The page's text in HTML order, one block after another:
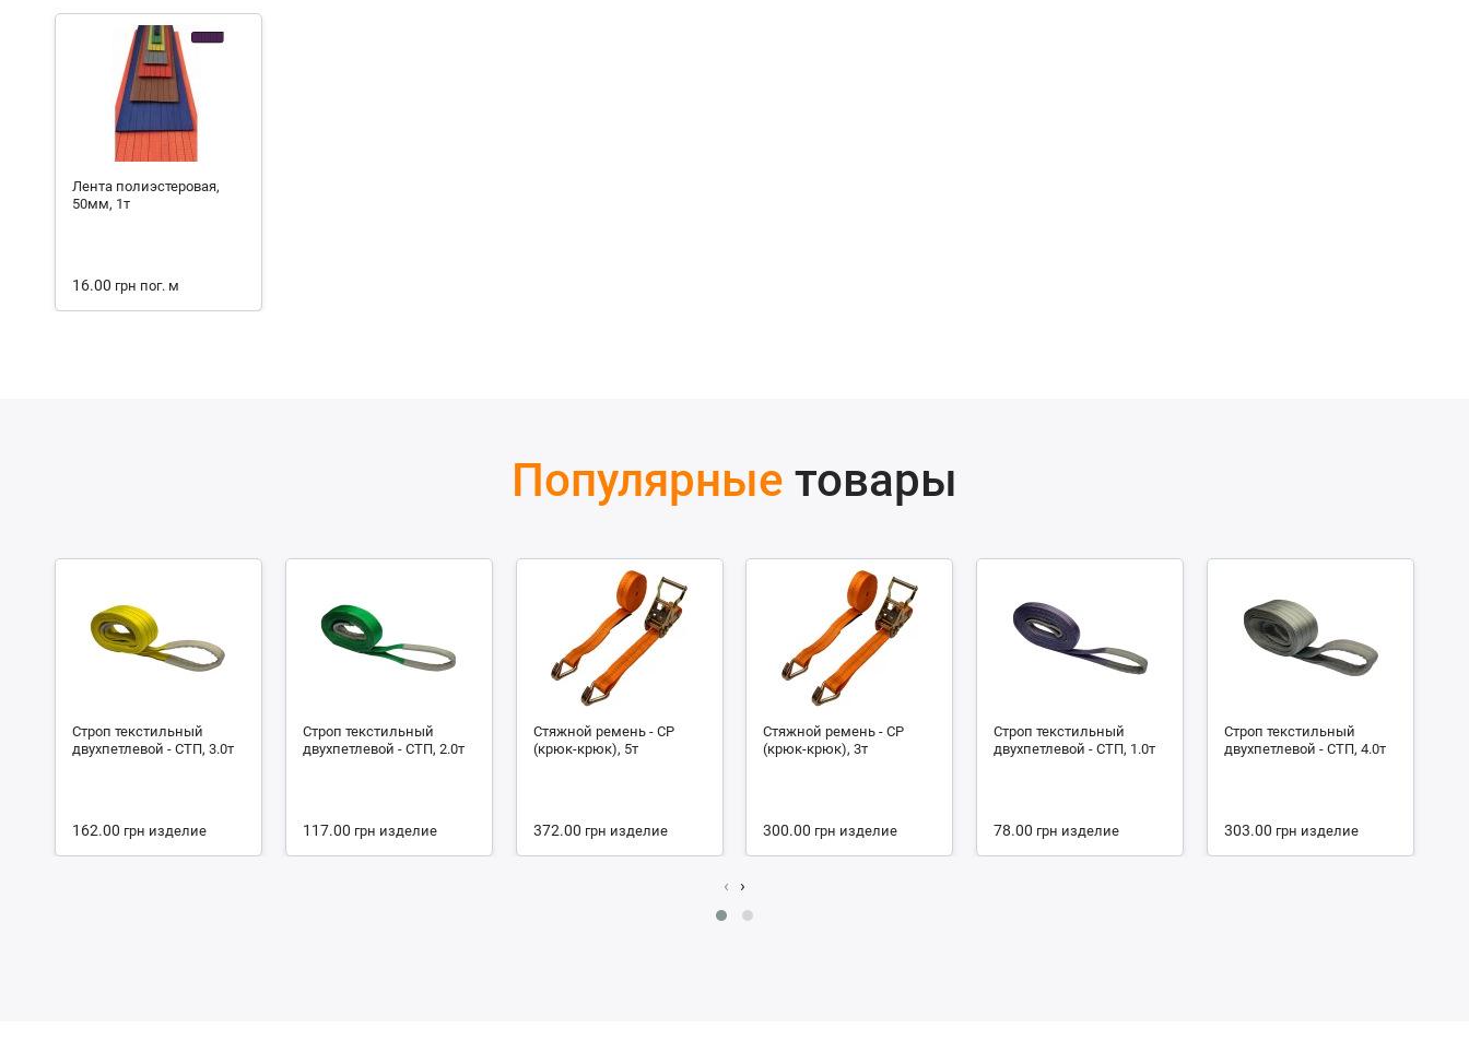
Лента полиэстеровая,
50мм, 1т
16.00 грн пог. м
Популярные товары
Строп текстильный
двухпетлевой - СТП, 3.0т
162.00 грн изделие
Строп текстильный
двухпетлевой - СТП, 2.0т
117.00 грн изделие
Стяжной ремень - СР
(крюк-крюк), 5т
372.00 грн изделие
Стяжной ремень - СР
(крюк-крюк), 3т
300.00 грн изделие
Строп текстильный
двухпетлевой - СТП, 1.0т
78.00 грн изделие
Строп текстильный
двухпетлевой - СТП, 4.0т
303.00 грн изделие
‹ ›